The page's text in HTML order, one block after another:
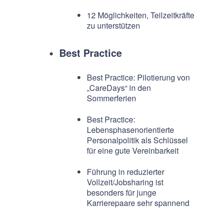
12 Möglichkeiten, Teilzeitkräfte
zu unterstützen
Best Practice
Best Practice: Pilotierung von
„CareDays“ in den
Sommerferien
Best Practice:
Lebensphasenorientierte
Personalpolitik als Schlüssel
für eine gute Vereinbarkeit
Führung in reduzierter
Vollzeit/Jobsharing ist
besonders für junge
Karrierepaare sehr spannend